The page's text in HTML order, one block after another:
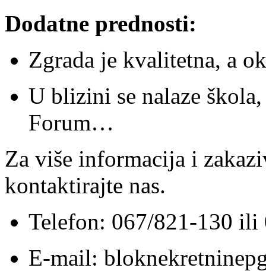
Dodatne prednosti:
Zgrada je kvalitetna, a
U blizini se nalaze
Forum…
Za više informacija i
kontaktirajte nas.
Telefon: 067/821-130 ili
E-mail: